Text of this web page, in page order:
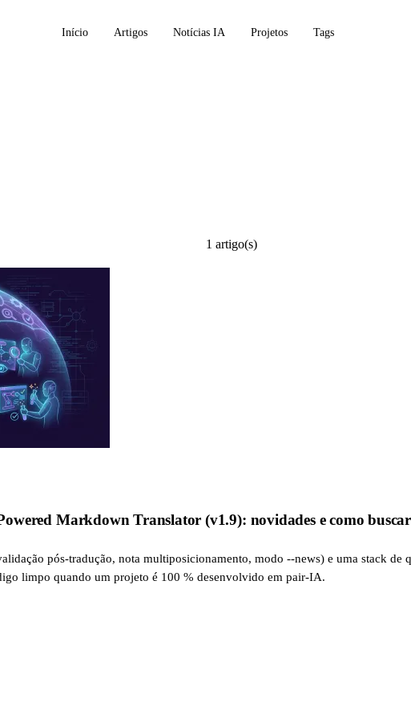
Início Artigos Notícias IA Projetos Tags
1 artigo(s)
Markdown Translator (v1.9): novidades e como
pós-tradução, nota multiposicionamento, modo --news) e uma stack de
limpo quando um projeto é 100 % desenvolvido em pair-IA.